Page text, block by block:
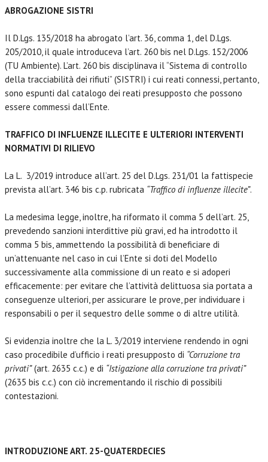
ABROGAZIONE SISTRI
Il D.Lgs. 135/2018 ha abrogato l’art. 36, comma 1, del D.Lgs.
205/2010, il quale introduceva l’art. 260 bis nel D.Lgs. 152/2006
(TU Ambiente). L’art. 260 bis disciplinava il “Sistema di controllo
della tracciabilità dei rifiuti” (SISTRI) i cui reati connessi, pertanto,
sono espunti dal catalogo dei reati presupposto che possono
essere commessi dall’Ente.
TRAFFICO DI INFLUENZE ILLECITE E ULTERIORI INTERVENTI
NORMATIVI DI RILIEVO
La L. 3/2019 introduce all’art. 25 del D.Lgs. 231/01 la fattispecie
prevista all’art. 346 bis c.p. rubricata “Traffico di influenze illecite”.
La medesima legge, inoltre, ha riformato il comma 5 dell’art. 25,
prevedendo sanzioni interdittive più gravi, ed ha introdotto il
comma 5 bis, ammettendo la possibilità di beneficiare di
un’attenuante nel caso in cui l’Ente si doti del Modello
successivamente alla commissione di un reato e si adoperi
efficacemente: per evitare che l’attività delittuosa sia portata a
conseguenze ulteriori, per assicurare le prove, per individuare i
responsabili o per il sequestro delle somme o di altre utilità.
Si evidenzia inoltre che la L. 3/2019 interviene rendendo in ogni
caso procedibile d’ufficio i reati presupposto di “Corruzione tra
privati”(art. 2635 c.c.) e di “Istigazione alla corruzione tra privati”
(2635 bis c.c.) con ciò incrementando il rischio di possibili
contestazioni.
INTRODUZIONE ART. 25-QUATERDECIES